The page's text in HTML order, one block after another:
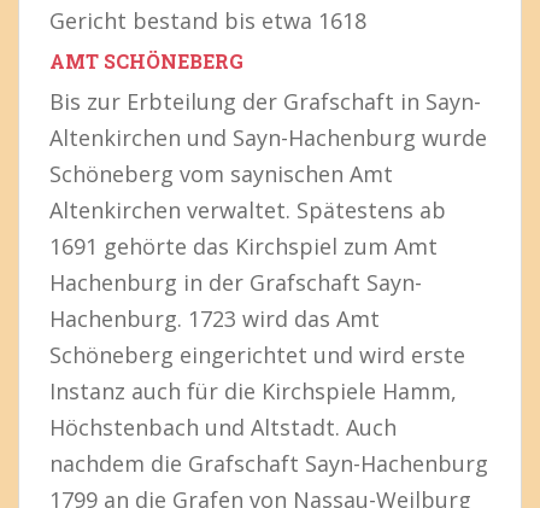
Gericht bestand bis etwa 1618
AMT SCHÖNEBERG
Bis zur Erbteilung der Grafschaft in Sayn-
Altenkirchen und Sayn-Hachenburg wurde
Schöneberg vom saynischen Amt
Altenkirchen verwaltet. Spätestens ab
1691 gehörte das Kirchspiel zum Amt
Hachenburg in der Grafschaft Sayn-
Hachenburg. 1723 wird das Amt
Schöneberg eingerichtet und wird erste
Instanz auch für die Kirchspiele Hamm,
Höchstenbach und Altstadt. Auch
nachdem die Grafschaft Sayn-Hachenburg
1799 an die Grafen von Nassau-Weilburg